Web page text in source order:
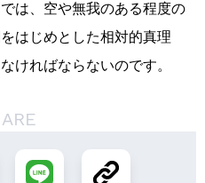
は、空や無我のある程度の
はじめとした相対的真理
ければならないのです。